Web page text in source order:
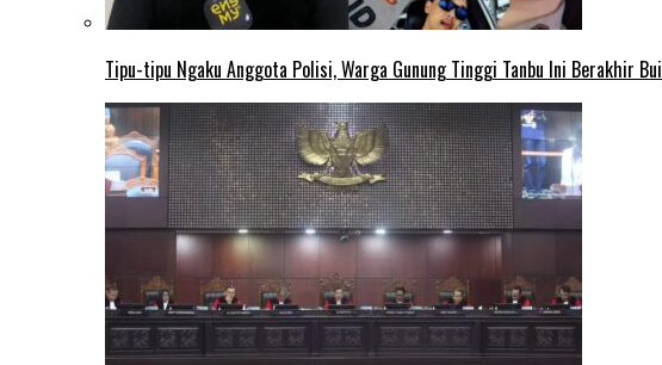
Tipu-tipu Ngaku Anggota Polisi, Warga Gunung Tinggi Tanbu Ini Berakhir Bui